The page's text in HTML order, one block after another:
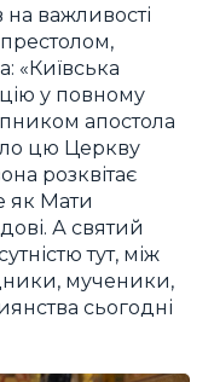
важливості
«Київська
у повному
апостола
цю Церкву
розквітає
як Мати
А святий
тут, між
мученики,
сьогодні